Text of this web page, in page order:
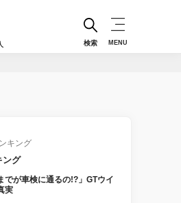
検索 MENU
キング
ング
でが車検に通るの!?」GTウイ
実